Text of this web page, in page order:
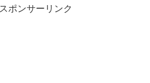
スポンサーリンク